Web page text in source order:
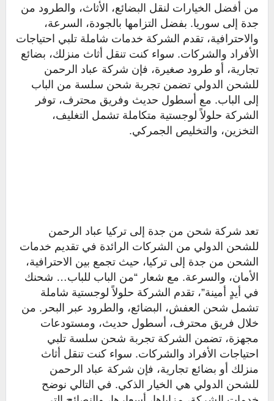
من أفضل الخيارات لنقل البضائع، الأثاث، والطرود من
جدة إلى سوريا. بفضل التزامها بالجودة، السرعة،
والاحترافية، تقدم الشركة خدمات شاملة تلبي احتياجات
الأفراد والشركات. سواء كنت تنقل أثاث منزلك، بضائع
تجارية، أو طرود صغيرة، فإن شركة عباد الرحمن
للشحن الدولي تضمن تجربة شحن سلسة من الباب
إلى الباب. مع أسطول حديث وفريق محترف، توفر
الشركة حلولاً لوجستية متكاملة تشمل التغليف،
التخزين، والتخليص الجمركي.
تعد شركة شحن من جدة إلى تركيا عباد الرحمن
للشحن الدولي من الشركات الرائدة في تقديم خدمات
الشحن من جدة إلى تركيا، حيث تجمع بين الاحترافية،
الأمان، والسرعة. مع شعار “من الباب للباب… شحنك
في أيدٍ أمينة”، تقدم الشركة حلولاً لوجستية شاملة
تشمل شحن العفش، البضائع، والطرود عبر البحر. من
خلال فريق محترف، أسطول حديث، ومستودعات
مجهزة، تضمن الشركة تجربة شحن سلسة تلبي
احتياجات الأفراد والشركات. سواء كنت تنقل أثاث
منزلك أو بضائع تجارية، فإن شركة عباد الرحمن
للشحن الدولي هي الخيار الذكي. في التالي نوضح